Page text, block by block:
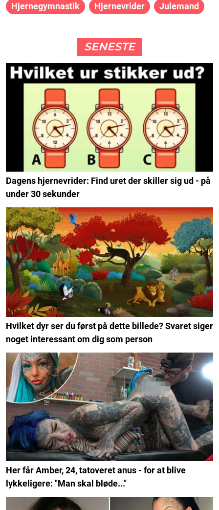
Hjernegymnastik Hjernevrider Julemand
SENESTE
Dagens hjernevrider: Find uret der skiller sig ud - på
under 30 sekunder
Hvilket dyr ser du først på dette billede? Svaret siger
noget interessant om dig som person
Her får Amber, 24, tatoveret anus - for at blive
lykkeligere: "Man skal bløde..."